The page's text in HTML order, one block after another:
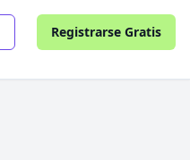
Registrarse Gratis